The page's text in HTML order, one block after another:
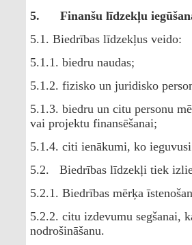
5. Finanšu līdzekļu
5.1. Biedrības līdzekļus veido:
5.1.1. biedru naudas;
5.1.2. fizisko un juridisko
5.1.3. biedru un citu personu
vai projektu finansēšanai;
5.1.4. citi ienākumi, ko
5.2. Biedrības līdzekļi tiek
5.2.1. Biedrības mērķa
5.2.2. citu izdevumu segšanai,
nodrošināšanu.